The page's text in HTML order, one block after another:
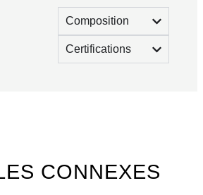
Composition
Certifications
CONNEXES